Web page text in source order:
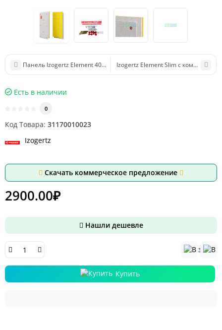
Панель Izogertz Element 40 с комплектом крепежа
Izogertz Element Slim с
Есть в наличии
0
Код Товара: 31170010023
Izogertz
Скачать коммерческое предложение
2900.00₽
Нашли дешевле
Купить